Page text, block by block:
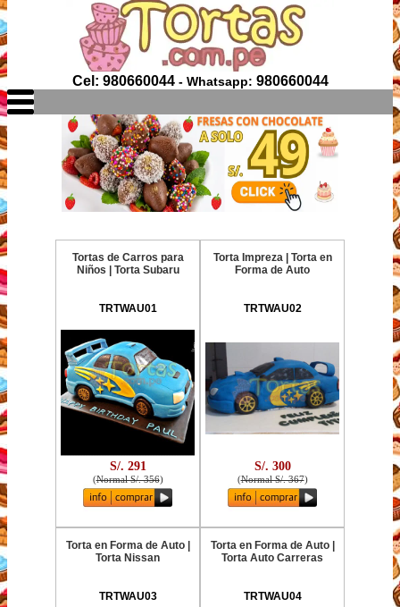
Cel: 980660044- Whatsapp: 980660044
Tortas de Carros para
Niños | Torta Subaru
TRTWAU01
S/. 291
(Normal S/. 356)
Torta Impreza | Torta en
Forma de Auto
TRTWAU02
S/. 300
(Normal S/. 367)
Torta en Forma de Auto |
Torta Nissan
TRTWAU03
Torta en Forma de Auto |
Torta Auto Carreras
TRTWAU04